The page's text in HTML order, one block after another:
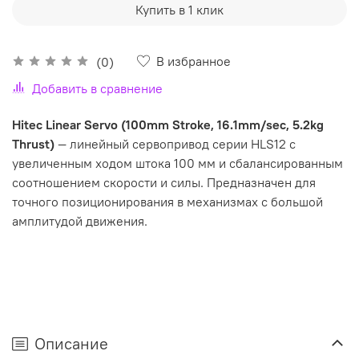
(0)
В избранное
Добавить в сравнение
Купить в 1 клик
Hitec Linear Servo (100mm Stroke, 16.1mm/sec, 5.2kg
Thrust) — линейный сервопривод серии HLS12 с
увеличенным ходом штока 100 мм и сбалансированным
соотношением скорости и силы. Предназначен для
точного позиционирования в механизмах с большой
амплитудой движения.
Описание